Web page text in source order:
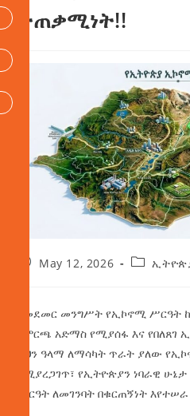
ተጠቃሚነት!!
May 12, 2026
የመደመር መንግሥት የኢኮኖሚ ሥርዓት
የምርጫ አድማስ የሚያሰፋ እና የበለጸገ
ይህን ዓላማ ለማሳካት ጥራት ያለው
የሚያረጋገጥ፣ የኢትዮጵያን ነባራዊ
ሥርዓት ለመገንባት በቁርጠኝነት